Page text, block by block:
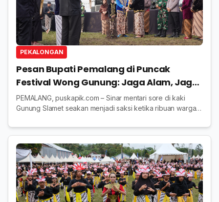
PEKALONGAN
Pesan Bupati Pemalang di Puncak
Festival Wong Gunung: Jaga Alam, Jaga
Kehidupan
PEMALANG, puskapik.com – Sinar mentari sore di kaki
Gunung Slamet seakan menjadi saksi ketika ribuan warga
yang kini menginjak 1 dekade, Sabtu 20 S...